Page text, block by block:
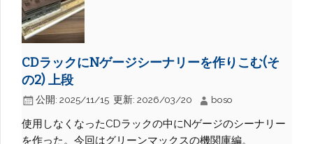
CDラックにNゲージシーナリーを作りこむ(そ
の2) 上段
公開: 2025/11/15 更新: 2026/03/20 boso
使用しなくなったCDラックの中にNゲージのシーナリー
を作った。今回はグリーンマックスの機関庫編。